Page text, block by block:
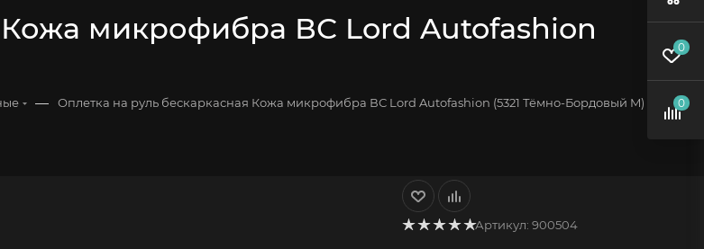
Кожа микрофибра ВС Lord Autofashion
— Оплетка на руль бескаркасная Кожа микрофибра ВС Lord Autofashion (5321 Тёмно-Бордовый M)
Артикул: 900504
0
0